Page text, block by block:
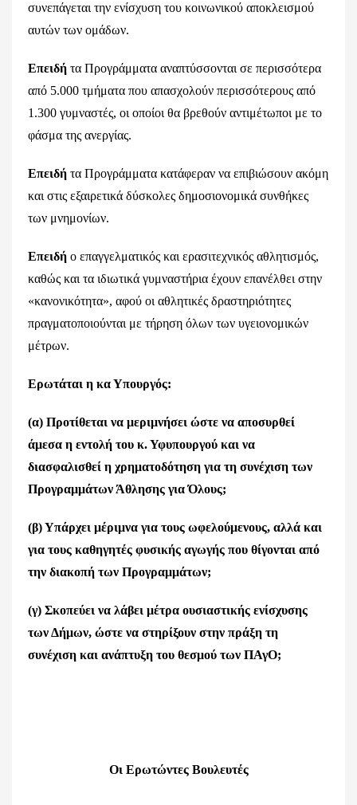
συνεπάγεται την ενίσχυση του κοινωνικού αποκλεισμού
αυτών των ομάδων.
Επειδή τα Προγράμματα αναπτύσσονται σε περισσότερα
από 5.000 τμήματα που απασχολούν περισσότερους από
1.300 γυμναστές, οι οποίοι θα βρεθούν αντιμέτωποι με το
φάσμα της ανεργίας.
Επειδή τα Προγράμματα κατάφεραν να επιβιώσουν ακόμη
και στις εξαιρετικά δύσκολες δημοσιονομικά συνθήκες
των μνημονίων.
Επειδή ο επαγγελματικός και ερασιτεχνικός αθλητισμός,
καθώς και τα ιδιωτικά γυμναστήρια έχουν επανέλθει στην
«κανονικότητα», αφού οι αθλητικές δραστηριότητες
πραγματοποιούνται με τήρηση όλων των υγειονομικών
μέτρων.
Ερωτάται η κα Υπουργός:
(α) Προτίθεται να μεριμνήσει ώστε να αποσυρθεί
άμεσα η εντολή του κ. Υφυπουργού και να
διασφαλισθεί η χρηματοδότηση για τη συνέχιση των
Προγραμμάτων Άθλησης για Όλους;
(β) Υπάρχει μέριμνα για τους ωφελούμενους, αλλά και
για τους καθηγητές φυσικής αγωγής που θίγονται από
την διακοπή των Προγραμμάτων;
(γ) Σκοπεύει να λάβει μέτρα ουσιαστικής ενίσχυσης
των Δήμων, ώστε να στηρίξουν στην πράξη τη
συνέχιση και ανάπτυξη του θεσμού των ΠΑγΟ;
Οι Ερωτώντες Βουλευτές